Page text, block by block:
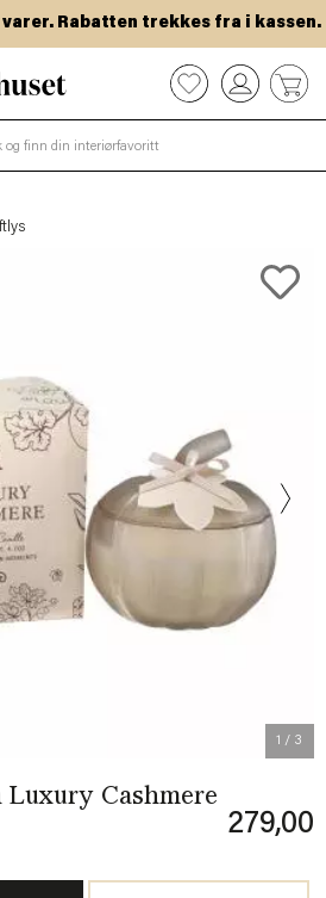
Rabatten trekkes fra i kassen.
0
1 / 3
Next
Cashmere
279,00